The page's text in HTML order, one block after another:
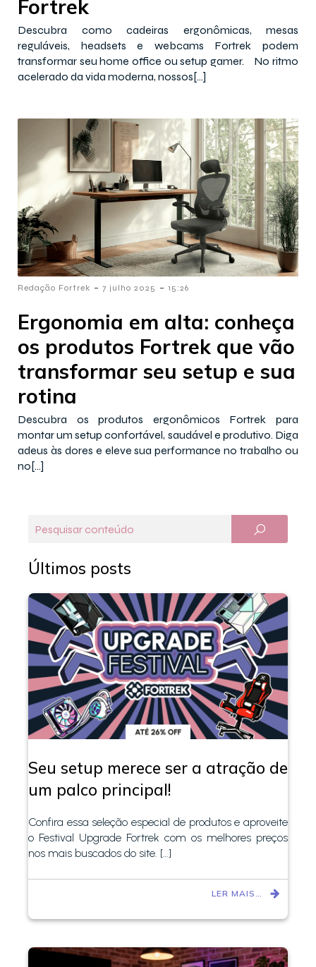
Fortrek
Descubra como cadeiras ergonômicas, mesas
reguláveis, headsets e webcams Fortrek podem
transformar seu home office ou setup gamer. No ritmo
acelerado da vida moderna, nossos[…]
Redação Fortrek - 7 julho 2025 - 15:26
Ergonomia em alta: conheça
os produtos Fortrek que vão
transformar seu setup e sua
rotina
Descubra os produtos ergonômicos Fortrek para
montar um setup confortável, saudável e produtivo. Diga
adeus às dores e eleve sua performance no trabalho ou
no[…]
Últimos posts
Seu setup merece ser a atração de
um palco principal!
Confira essa seleção especial de produtos e aproveite
o Festival Upgrade Fortrek com os melhores preços
nos mais buscados do site. […]
LER MAIS…